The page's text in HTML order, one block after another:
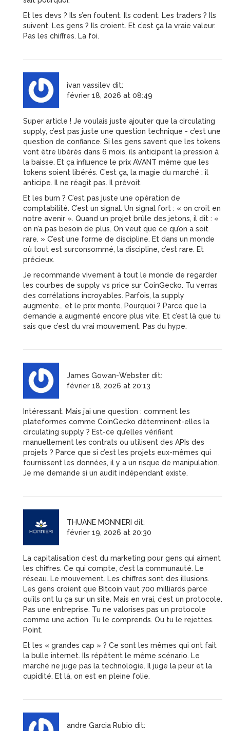
Et les devs ? Ils s’en foutent. Ils codent. Les traders ? Ils
suivent. Les gens ? Ils croient. Et c’est ça la vraie valeur.
Pas les chiffres. La foi.
ivan vassilev dit:
février 18, 2026 at 08:49
Super article ! Je voulais juste ajouter que la circulating
supply, c’est pas juste une question technique - c’est une
question de confiance. Si les gens savent que les tokens
vont être libérés dans 6 mois, ils anticipent la pression à
la baisse. Et ça influence le prix AVANT même que les
tokens soient libérés. C’est ça, la magie du marché : il
anticipe. Il ne réagit pas. Il prévoit.
Et les burn ? C’est pas juste une opération de
comptabilité. C’est un signal. Un signal fort : « on croit en
notre avenir ». Quand un projet brûle des jetons, il dit : «
on n’a pas besoin de plus. On veut que ce qu’on a soit
rare. » C’est une forme de discipline. Et dans un monde
où tout est surconsommé, la discipline, c’est rare. Et
précieux.
Je recommande vivement à tout le monde de regarder
les courbes de supply vs price sur CoinGecko. Tu verras
des corrélations incroyables. Parfois, la supply
augmente… et le prix monte. Pourquoi ? Parce que la
demande a augmenté encore plus vite. Et c’est là que tu
sais que c’est du vrai mouvement. Pas du hype.
James Gowan-Webster dit:
février 18, 2026 at 20:13
Intéressant. Mais j’ai une question : comment les
plateformes comme CoinGecko déterminent-elles la
circulating supply ? Est-ce qu’elles vérifient
manuellement les contrats ou utilisent des APIs des
projets ? Parce que si c’est les projets eux-mêmes qui
fournissent les données, il y a un risque de manipulation.
Je me demande si un audit indépendant existe.
THUANE MONNIERI dit:
février 19, 2026 at 20:30
La capitalisation c’est du marketing pour gens qui aiment
les chiffres. Ce qui compte, c’est la communauté. Le
réseau. Le mouvement. Les chiffres sont des illusions.
Les gens croient que Bitcoin vaut 700 milliards parce
qu’ils ont lu ça sur un site. Mais en vrai, c’est un protocole.
Pas une entreprise. Tu ne valorises pas un protocole
comme une action. Tu le comprends. Ou tu le rejettes.
Point.
Et les « grandes cap » ? Ce sont les mêmes qui ont fait
la bulle internet. Ils répètent le même scénario. Le
marché ne juge pas la technologie. Il juge la peur et la
cupidité. Et là, on est en pleine folie.
andre Garcia Rubio dit: